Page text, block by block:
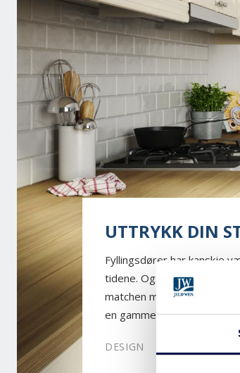
UTTRYKK DIN
Fyllingsdører har kanskje
tidene. Også i dag er de
matchen mellom tidløshet
en gammel bolig eller skal i
DESIGN